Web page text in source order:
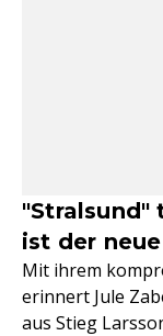
ist der
Mit ihrem
erinnert Jule
aus Stieg